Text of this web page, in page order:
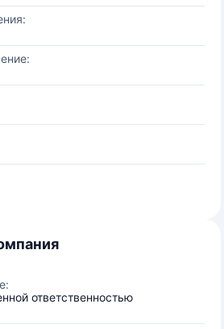
ответственностью